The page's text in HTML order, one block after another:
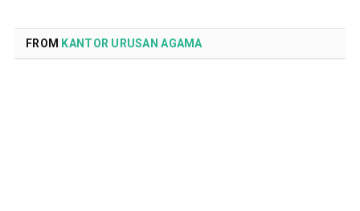
FROM KANTOR URUSAN AGAMA